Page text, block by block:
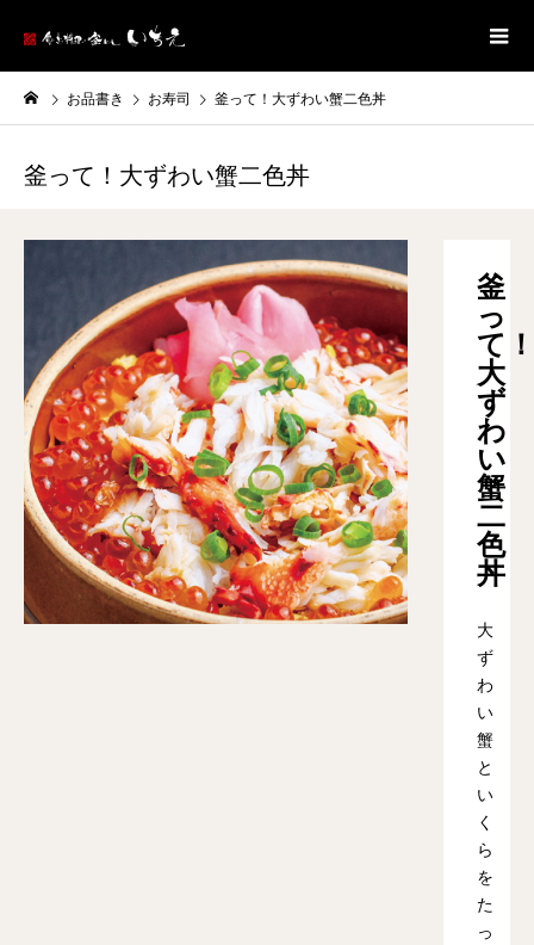
お品書き お寿司 釜って！大ずわい蟹二色丼
釜って！大ずわい蟹二色丼
釜
っ
て！
大
ず
わ
い
蟹
二
色
丼
大
ず
わ
い
蟹
と
い
く
ら
を
た
っ